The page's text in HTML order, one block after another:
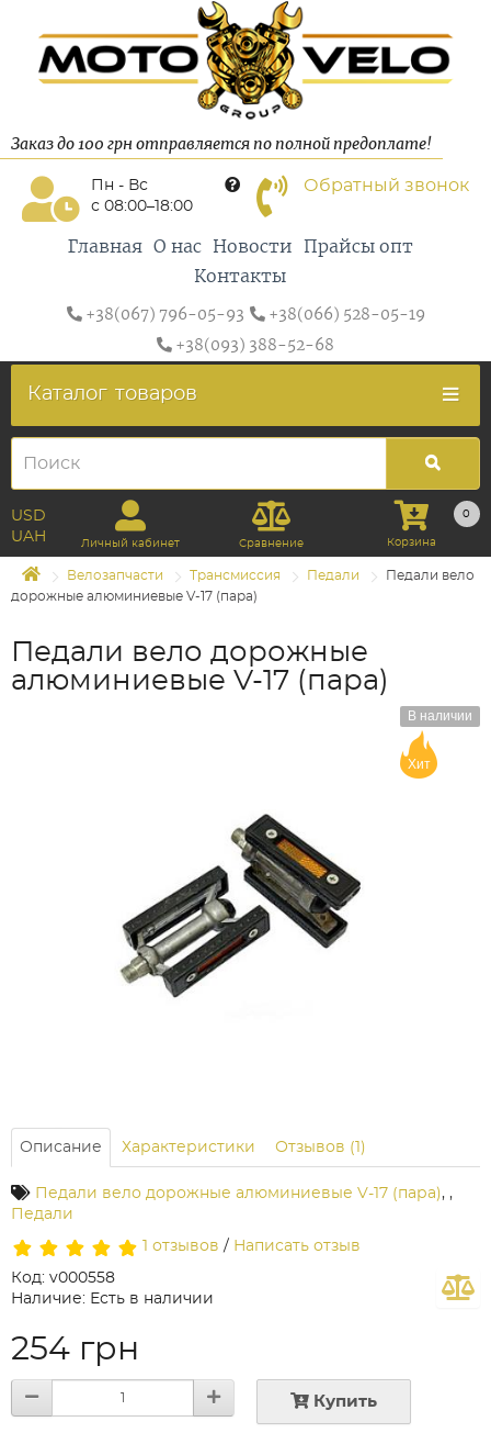
Заказ до 100 грн отправляется по полной предоплате!
Пн - Вс
с 08:00–18:00
Обратный звонок
Главная О нас Новости
Прайсы опт
Контакты
+38(067) 796-05-93
+38(066) 528-05-19
+38(093) 388-52-68
Каталог товаров
USD
UAH
Личный кабинет Сравнение
0
Корзина
Велозапчасти Трансмиссия Педали
Педали вело
дорожные алюминиевые V-17 (пара)
Педали вело дорожные
алюминиевые V-17 (пара)
В наличии
Хит
Описание Характеристики Отзывов (1)
Педали вело дорожные алюминиевые V-17 (пара), ,
Педали
1 отзывов / Написать отзыв
Код: v000558
Наличие: Есть в наличии
254 грн
Купить